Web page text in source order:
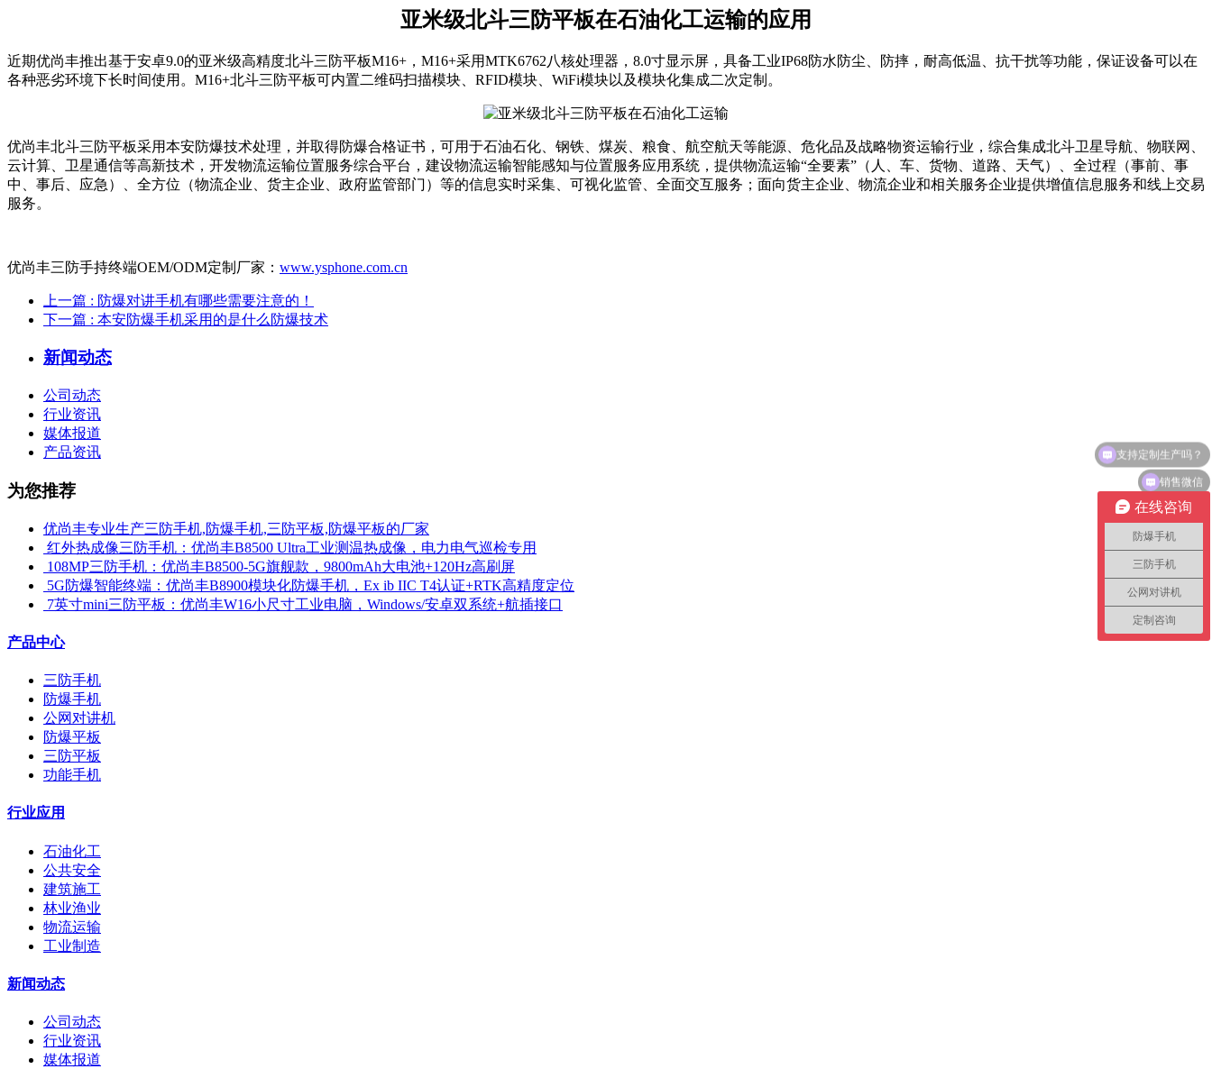
亚米级北斗三防平板在石油化工运输的应用
近期优尚丰推出基于安卓9.0的亚米级高精度北斗三防平板M16+，M16+采用MTK6762八核处理器，8.0寸显示屏，具备工业IP68防水防尘、防摔，耐高低温、抗干扰等功能，保证设备可以在
各种恶劣环境下长时间使用。M16+北斗三防平板可内置二维码扫描模块、RFID模块、WiFi模块以及模块化集成二次定制。
优尚丰北斗三防平板采用本安防爆技术处理，并取得防爆合格证书，可用于石油石化、钢铁、煤炭、粮食、航空航天等能源、危化品及战略物资运输行业，综合集成北斗卫星导航、物联网、
云计算、卫星通信等高新技术，开发物流运输位置服务综合平台，建设物流运输智能感知与位置服务应用系统，提供物流运输“全要素”（人、车、货物、道路、天气）、全过程（事前、事
中、事后、应急）、全方位（物流企业、货主企业、政府监管部门）等的信息实时采集、可视化监管、全面交互服务；面向货主企业、物流企业和相关服务企业提供增值信息服务和线上交易
服务。
优尚丰三防手持终端OEM/ODM定制厂家： www.ysphone.com.cn
上一篇 : 防爆对讲手机有哪些需要注意的！
下一篇 : 本安防爆手机采用的是什么防爆技术
新闻动态
公司动态
行业资讯
媒体报道
产品资讯
为您推荐
优尚丰专业生产三防手机,防爆手机,三防平板,防爆平板的厂家
​ 红外热成像三防手机：优尚丰B8500 Ultra工业测温热成像，电力电气巡检专用
​ 108MP三防手机：优尚丰B8500-5G旗舰款，9800mAh大电池+120Hz高刷屏
​ 5G防爆智能终端：优尚丰B8900模块化防爆手机，Ex ib IIC T4认证+RTK高精度定位
​ 7英寸mini三防平板：优尚丰W16小尺寸工业电脑，Windows/安卓双系统+航插接口
产品中心
三防手机
防爆手机
公网对讲机
防爆平板
三防平板
功能手机
行业应用
石油化工
公共安全
建筑施工
林业渔业
物流运输
工业制造
新闻动态
公司动态
行业资讯
媒体报道
在线咨询
防爆手机
三防手机
公网对讲机
定制咨询
销售微信